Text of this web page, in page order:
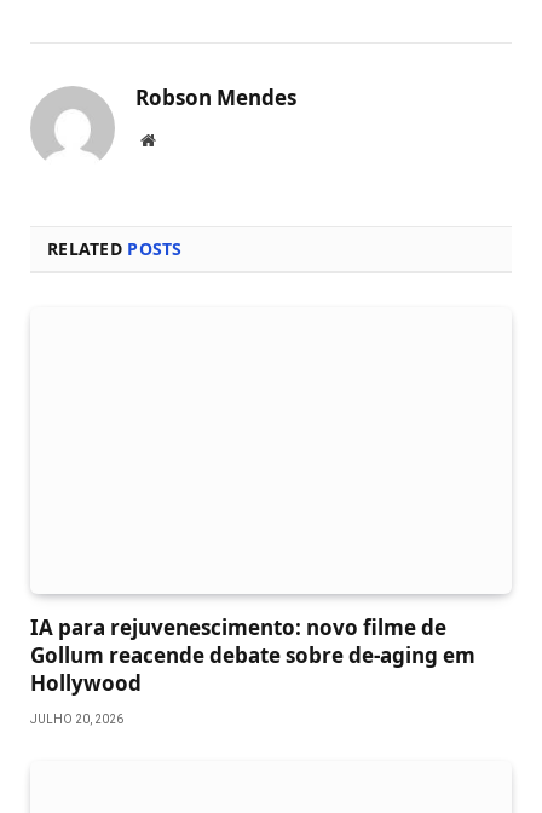
Robson Mendes
Local
RELATED POSTS
IA para rejuvenescimento: novo filme de
Gollum reacende debate sobre de-aging em
Hollywood
JULHO 20, 2026